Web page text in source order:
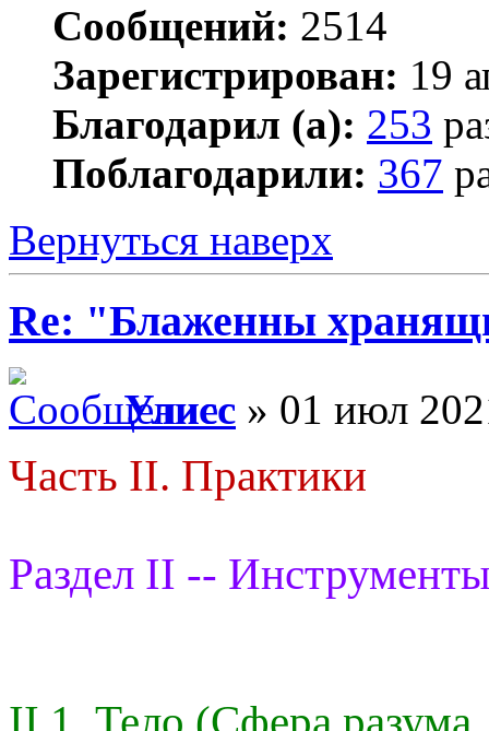
Сообщений: 2514
Зарегистрирован: 19
Благодарил (а): 253
Поблагодарили: 367
Вернуться наверх
Re: "Блаженны
Улисс » 01 июл
Часть II. Практики
Раздел II --